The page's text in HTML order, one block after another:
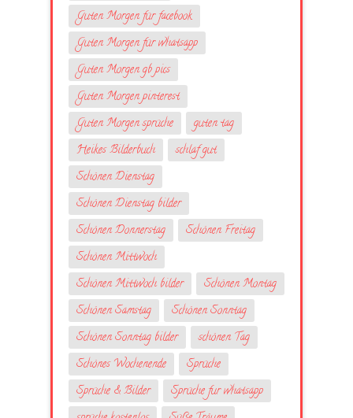
Guten Morgen für facebook
Guten Morgen für whatsapp
Guten Morgen gb pics
Guten Morgen pinterest
Guten Morgen sprüche
guten tag
Heikes Bilderbuch
schlaf gut
Schönen Dienstag
Schönen Dienstag bilder
Schönen Donnerstag
Schönen Freitag
Schönen Mittwoch
Schönen Mittwoch bilder
Schönen Montag
Schönen Samstag
Schönen Sonntag
Schönen Sonntag bilder
schönen Tag
Schönes Wochenende
Sprüche
Sprüche & Bilder
Sprüche fur whatsapp